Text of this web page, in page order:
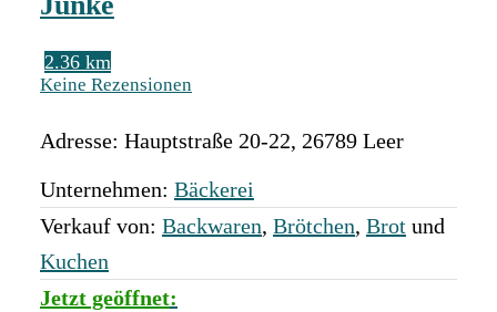
2.36 km
Keine Rezensionen
Adresse: Hauptstraße 20-22, 26789 Leer
Unternehmen: Bäckerei
Verkauf von: Backwaren, Brötchen, Brot und
Kuchen
Jetzt geöffnet: